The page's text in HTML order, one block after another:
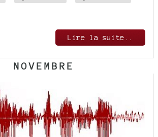
Lire la suite..
NOVEMBRE